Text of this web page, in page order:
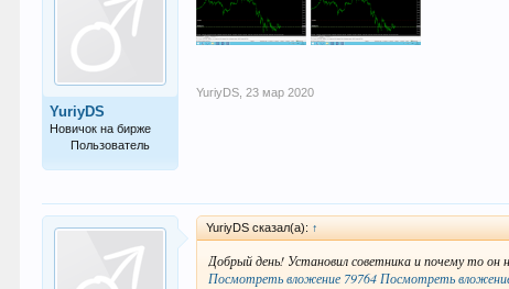
YuriyDS
Новичок на бирже
Пользователь
YuriyDS 23 мар 2020
YuriyDS сказал(а): ↑
Добрый день! Установил советника и почему то
Посмотреть вложение 79764 Посмотреть